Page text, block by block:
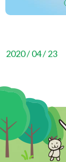
2020 / 03 / 11
2020 / 03 / 05
2019 / 05 / 21